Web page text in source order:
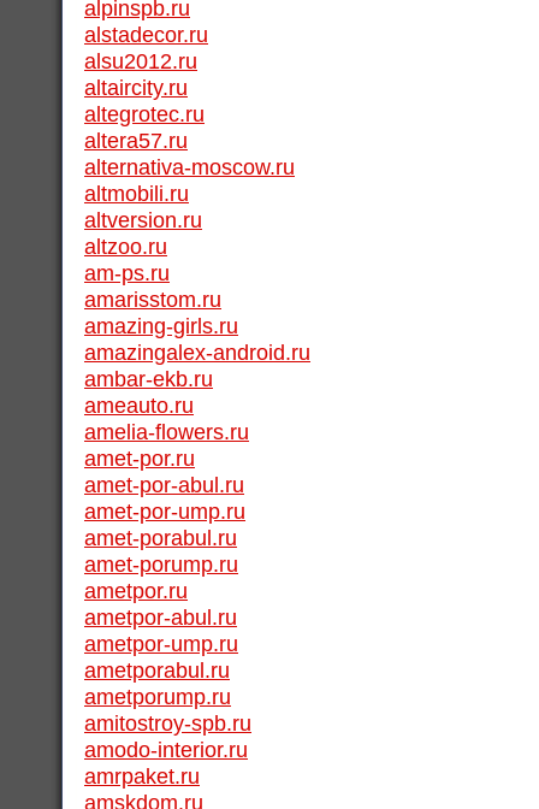
alpinspb.ru
alstadecor.ru
alsu2012.ru
altaircity.ru
altegrotec.ru
altera57.ru
alternativa-moscow.ru
altmobili.ru
altversion.ru
altzoo.ru
am-ps.ru
amarisstom.ru
amazing-girls.ru
amazingalex-android.ru
ambar-ekb.ru
ameauto.ru
amelia-flowers.ru
amet-por.ru
amet-por-abul.ru
amet-por-ump.ru
amet-porabul.ru
amet-porump.ru
ametpor.ru
ametpor-abul.ru
ametpor-ump.ru
ametporabul.ru
ametporump.ru
amitostroy-spb.ru
amodo-interior.ru
amrpaket.ru
amskdom.ru